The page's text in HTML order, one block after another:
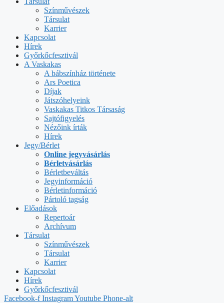
Színművészek
Társulat
Karrier
Kapcsolat
Hírek
Győrkőcfesztivál
A Vaskakas
A bábszínház története
Ars Poetica
Díjak
Játszóhelyeink
Vaskakas Titkos Társaság
Sajtófigyelés
Nézőink írták
Hírek
Jegy/Bérlet
Online jegyvásárlás
Bérletvásárlás
Bérletbeváltás
Jegyinformáció
Bérletinformáció
Pártoló tagság
Előadások
Repertoár
Archívum
Társulat
Színművészek
Társulat
Karrier
Kapcsolat
Hírek
Győrkőcfesztivál
Facebook-f InstagramYoutube Phone-alt